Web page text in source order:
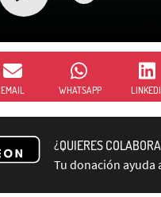
EMAIL WHATSAPP
¿QUIERES
Tu donación ayuda